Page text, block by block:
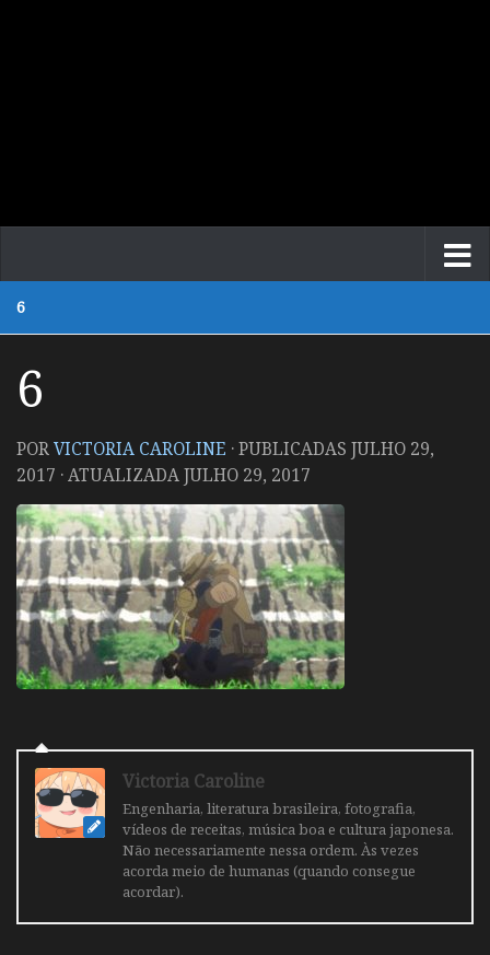
6
6
PORVICTORIA CAROLINE · PUBLICADAS JULHO 29,
2017 · ATUALIZADAJULHO 29, 2017
Victoria Caroline
Engenharia, literatura brasileira, fotografia,
vídeos de receitas, música boa e cultura japonesa.
Não necessariamente nessa ordem. Às vezes
acorda meio de humanas (quando consegue
acordar).